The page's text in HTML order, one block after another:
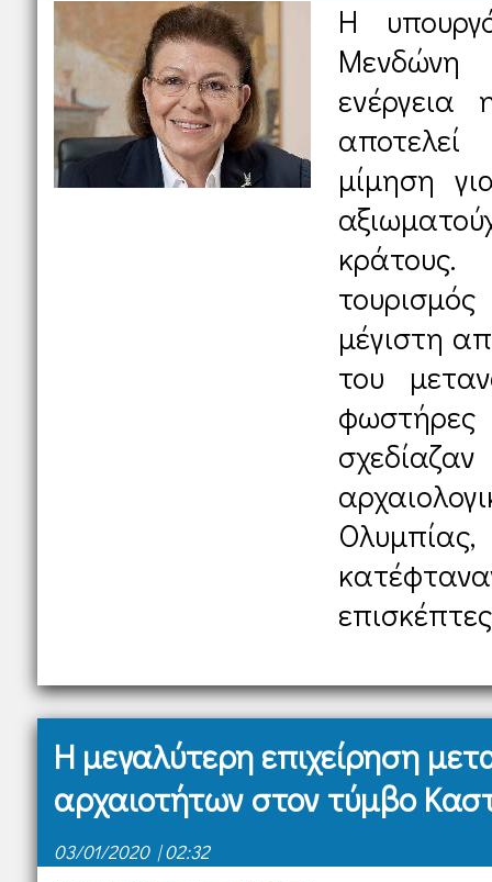
Η
μίμηση
μέγιστη
του
Η μεγαλύτερη επιχείρηση
αρχαιοτήτων στον τύμβο
03/01/2020 | 02:32